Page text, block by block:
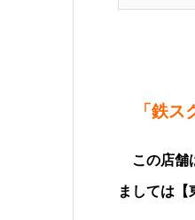
「鉄ス
この店舗
ましては【